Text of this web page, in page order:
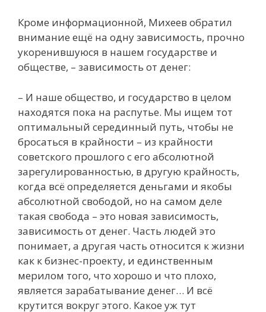
Кроме информационной, Михеев обратил
внимание ещё на одну зависимость, прочно
укоренившуюся в нашем государстве и
обществе, – зависимость от денег:
– И наше общество, и государство в целом
находятся пока на распутье. Мы ищем тот
оптимальный серединный путь, чтобы не
бросаться в крайности – из крайности
советского прошлого с его абсолютной
зарегулированностью, в другую крайность,
когда всё определяется деньгами и якобы
абсолютной свободой, но на самом деле
такая свобода – это новая зависимость,
зависимость от денег. Часть людей это
понимает, а другая часть относится к жизни
как к бизнес-проекту, и единственным
мерилом того, что хорошо и что плохо,
является зарабатывание денег… И всё
крутится вокруг этого. Какое уж тут